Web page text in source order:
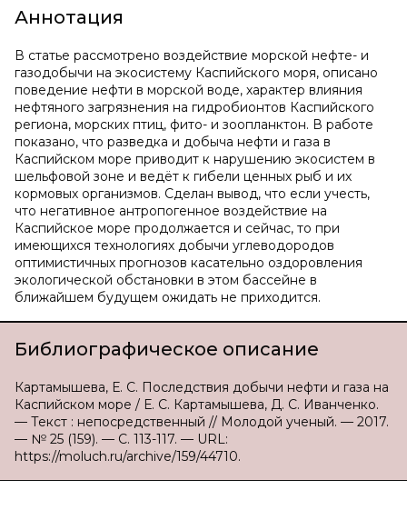
Аннотация
В статье рассмотрено воздействие морской нефте- и
газодобычи на экосистему Каспийского моря, описано
поведение нефти в морской воде, характер влияния
нефтяного загрязнения на гидробионтов Каспийского
региона, морских птиц, фито- и зоопланктон. В работе
показано, что разведка и добыча нефти и газа в
Каспийском море приводит к нарушению экосистем в
шельфовой зоне и ведёт к гибели ценных рыб и их
кормовых организмов. Сделан вывод, что если учесть,
что негативное антропогенное воздействие на
Каспийское море продолжается и сейчас, то при
имеющихся технологиях добычи углеводородов
оптимистичных прогнозов касательно оздоровления
экологической обстановки в этом бассейне в
ближайшем будущем ожидать не приходится.
Библиографическое описание
Картамышева, Е. С. Последствия добычи нефти и газа на
Каспийском море / Е. С. Картамышева, Д. С. Иванченко.
— Текст : непосредственный // Молодой ученый. — 2017.
— № 25 (159). — С. 113-117. — URL:
https://moluch.ru/archive/159/44710.